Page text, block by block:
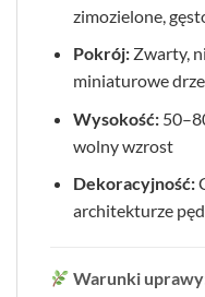
zimozielone,
Pokrój:Zwarty,
miniaturowe
Wysokość:
wolny wzrost
Dekoracyjność:
architekturze
Warunki